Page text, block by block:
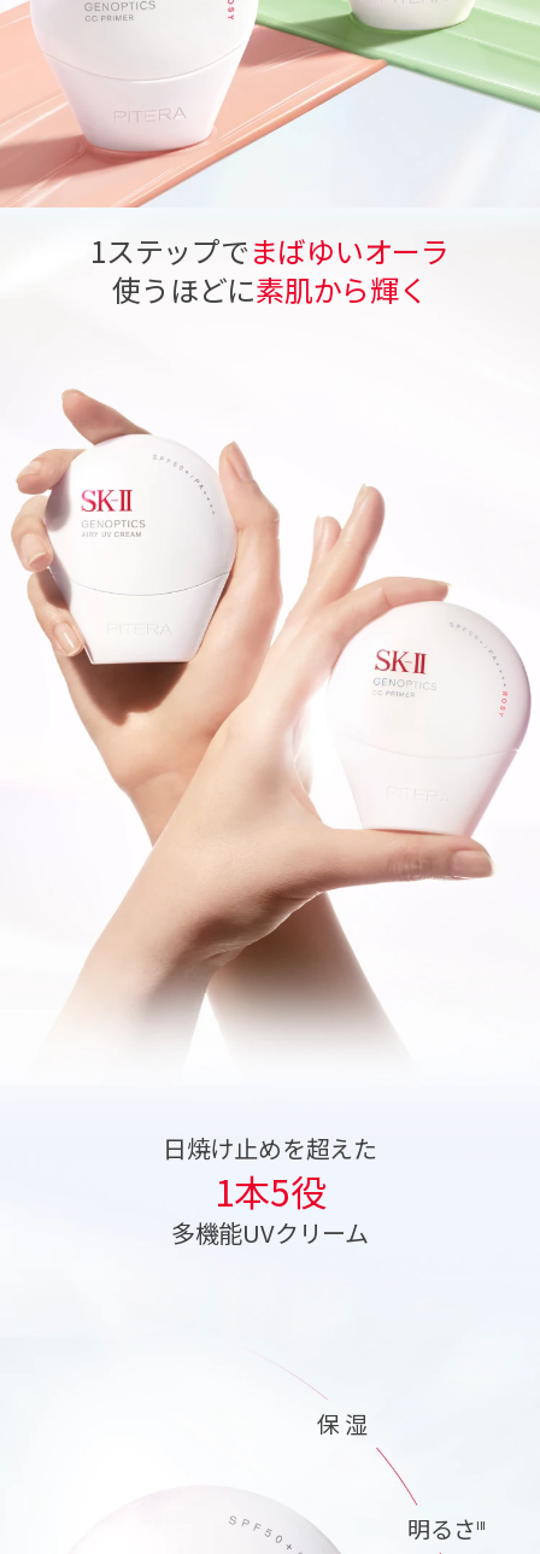
1ステップでまばゆいオーラ
使うほどに素肌から輝く
日焼け止めを超えた
1本5役
多機能UVクリーム
保 湿
明るさ III